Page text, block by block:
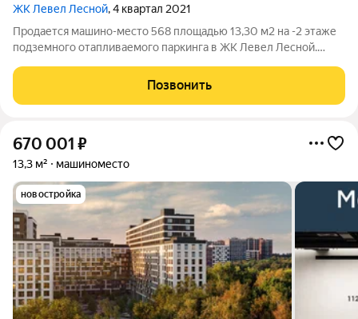
ЖК Левел Лесной, 4 квартал 2021
Продается машино-место 568 площадью 13,30 м2 на -2 этаже
подземного отапливаемого паркинга в ЖК Левел Лесной.
организовать большой шкаф для хранения, либо использовать
дополнительную площадь для парковки
Позвонить
670 001 ₽
13,3 м² машиноместо
новостройка